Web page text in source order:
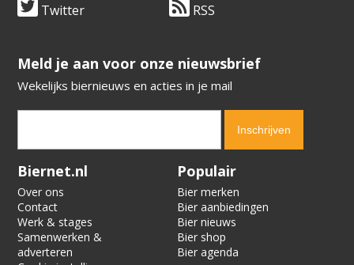
Twitter RSS
​​​​​​​Meld je aan voor onze nieuwsbrief
Wekelijks biernieuws en acties in je mail
Verification code:
Biernet.nl
Over ons
Contact
Werk & stages
Samenwerken &
adverteren
Populair
Bier merken
Bier aanbiedingen
Bier nieuws
Bier shop
Bier agenda